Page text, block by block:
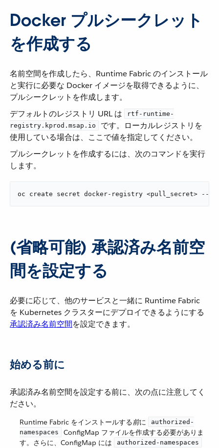
Docker プルシークレット
を作成する
名前空間を作成したら、Runtime Fabric のインストール
と実行に必要な Docker イメージを取得できるように、
プルシークレットを作成します。
デフォルトのレジストリ URL は ​
rtf-runtime-
registry.kprod.msap.io
​ です。ローカルレジストリを
使用している場合は、ここで値を指定してください。
プルシークレットを作成するには、次のコマンドを実行
します。
oc create secret docker-registry <pull_secret> --
(省略可能) 承認済み名前空
間を設定する
必要に応じて、他のサービスと一緒に Runtime Fabric
を Kubernetes クラスターにデプロイできるようにする​
承認済み名前空間​を設定できます。
始める前に
承認済み名前空間を設定する前に、次の点に注意してく
ださい。
Runtime Fabric をインストールする​前​に ​
authorized-
namespaces
​ ConfigMap ファイルを作成する必要がありま
す。さらに、ConfigMap には ​
authorized-namespaces